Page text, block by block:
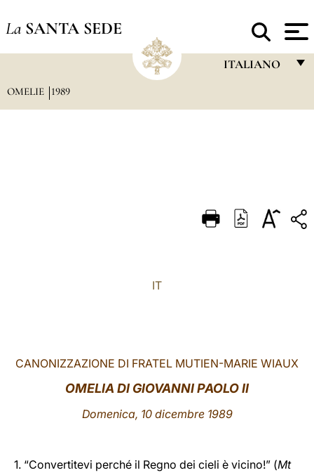
La SANTA SEDE
ITALIANO
DEUTSCH
OMELIE 1989
IT
CANONIZZAZIONE DI FRATEL MUTIEN-MARIE WIAUX
OMELIA DI GIOVANNI PAOLO II
Domenica, 10 dicembre 1989
1. “Convertitevi perché il Regno dei cieli è vicino!” (Mt